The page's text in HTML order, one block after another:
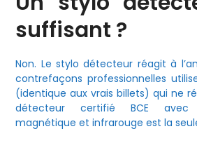
suffisant ?
Non. Le stylo détecteur réagit à
contrefaçons professionnelles
(identique aux vrais billets) qui ne
détecteur certifié BCE avec
magnétique et infrarouge est la